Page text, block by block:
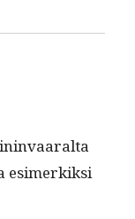
esimerkik­si